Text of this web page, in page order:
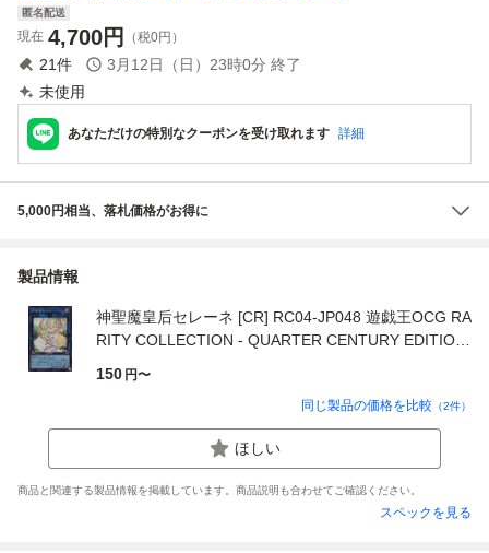
匿名配送
現在 4,700円 （税0円）
21件 3月12日（日）23時0分 終了
未使用
あなただけの特別なクーポンを受け取れます 詳細
5,000円相当、落札価格がお得に
製品情報
神聖魔皇后セレーネ [CR] RC04-JP048 遊戯王OCG RA
RITY COLLECTION - QUARTER CENTURY EDITION
150 円〜
同じ製品の価格を比較 （2件）
ほしい
商品と関連する製品情報を掲載しています。商品説明も合わせてご確認ください。
スペックを見る